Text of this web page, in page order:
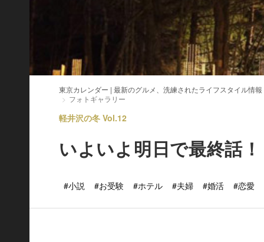
東京カレンダー | 最新のグルメ、洗練されたライフスタイル情報
フォトギャラリー
軽井沢の冬 Vol.12
いよいよ明日で最終話
#小説 #お受験 #ホテル #夫婦 #婚活 #恋愛